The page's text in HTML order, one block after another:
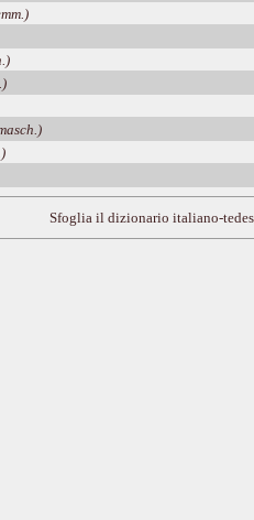
Sfoglia il dizionario italiano-